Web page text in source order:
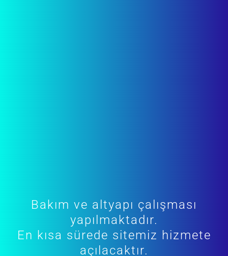
Bakım ve altyapı çalışması
yapılmaktadır.
En kısa sürede sitemiz hizmete
açılacaktır.